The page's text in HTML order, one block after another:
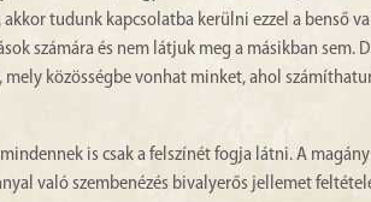
tudunk kapcsolatba kerülni ezzel a benső
számára és nem látjuk meg a másikban sem.
közösségbe vonhat minket, ahol
is csak a felszínét fogja látni. A
való szembenézés bivalyerős jellemet